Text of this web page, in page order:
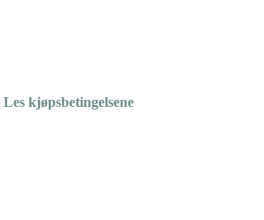
Les kjøpsbetingelsene